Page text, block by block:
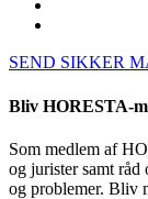
SEND SIKKER
Bliv HORESTA-
Som medlem af
og jurister samt råd
og problemer. Bliv